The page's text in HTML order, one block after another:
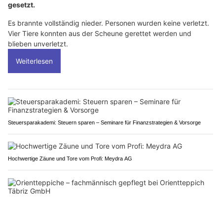
gesetzt.
Es brannte vollständig nieder. Personen wurden keine verletzt.
Vier Tiere konnten aus der Scheune gerettet werden und
blieben unverletzt.
Weiterlesen
Steuersparakademi: Steuern sparen – Seminare für Finanzstrategien & Vorsorge
Hochwertige Zäune und Tore vom Profi: Meydra AG